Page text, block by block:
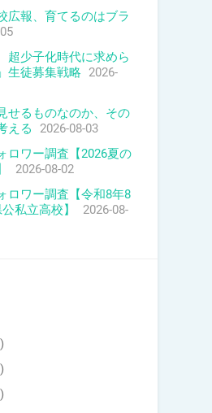
広報、育てるのはブラ
超少子化時代に求めら
生徒募集戦略 2026-
せるものなのか、その
える
2026-08-03
ロワー調査【2026夏の
2026-08-02
ロワー調査【令和8年8
私立高校】
2026-08-